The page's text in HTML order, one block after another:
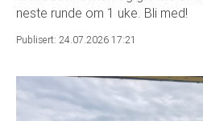
neste runde om 1 uke. Bli med!
Publisert: 24.07.2026 17:21